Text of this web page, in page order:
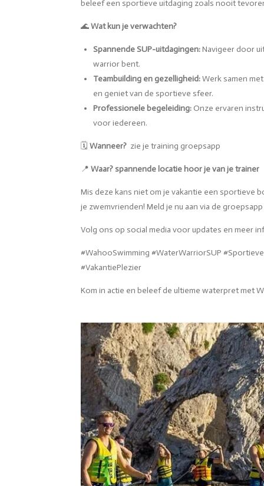
beleef een sportieve uitdaging zoals nooit
🌊Wat kun je verwachten?
Spannende SUP-uitdagingen:Navigeer door
warrior bent.
Teambuilding en gezelligheid:Werk samen
en geniet van de sportieve sfeer.
Professionele begeleiding: Onze ervaren
voor iedereen.
🗓️ Wanneer? zie je training groepsapp
📍 Waar? spannende locatie hoor je van je trainer
Mis deze kans niet om je vakantie een sportieve
je zwemvrienden! Meld je nu aan via de
Volg ons op social media voor updates en meer
#WahooSwimming #WaterWarriorSUP
#VakantiePlezier
Kom in actie en beleef de ultieme waterpret met